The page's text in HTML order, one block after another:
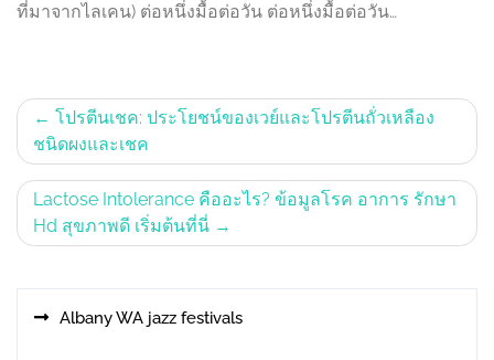
ที่มาจากไลเคน) ต่อหนึ่งมื้อต่อวัน ต่อหนึ่งมื้อต่อวัน…
Post
navigation
โปรตีนเชค: ประโยชน์ของเวย์และโปรตีนถั่วเหลือง
ชนิดผงและเชค
Lactose Intolerance คืออะไร? ข้อมูลโรค อาการ รักษา
Hd สุขภาพดี เริ่มต้นที่นี่
Albany WA jazz festivals